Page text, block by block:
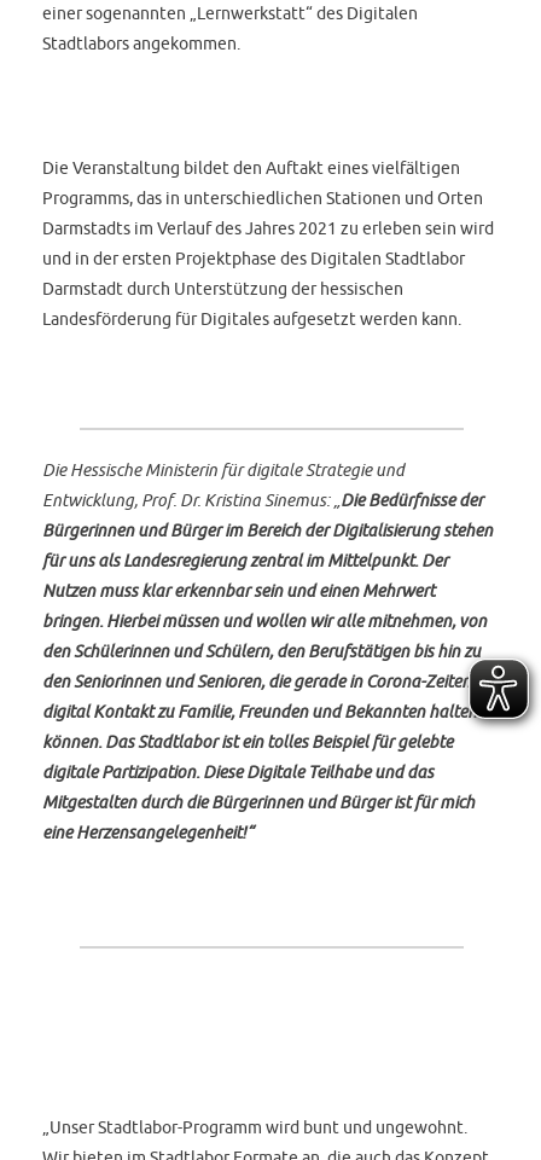
einer sogenannten „Lernwerkstatt“ des Digitalen
Stadtlabors angekommen.
Die Veranstaltung bildet den Auftakt eines vielfältigen
Programms, das in unterschiedlichen Stationen und Orten
Darmstadts im Verlauf des Jahres 2021 zu erleben sein wird
und in der ersten Projektphase des Digitalen Stadtlabor
Darmstadt durch Unterstützung der hessischen
Landesförderung für Digitales aufgesetzt werden kann.
Die Hessische Ministerin für digitale Strategie und
Entwicklung, Prof. Dr. Kristina Sinemus: „ Die Bedürfnisse der
Bürgerinnen und Bürger im Bereich der Digitalisierung stehen
für uns als Landesregierung zentral im Mittelpunkt. Der
Nutzen muss klar erkennbar sein und einen Mehrwert
bringen. Hierbei müssen und wollen wir alle mitnehmen, von
den Schülerinnen und Schülern, den Berufstätigen bis hin zu
den Seniorinnen und Senioren, die gerade in Corona-Zeiten
digital Kontakt zu Familie, Freunden und Bekannten halten
können. Das Stadtlabor ist ein tolles Beispiel für gelebte
digitale Partizipation. Diese Digitale Teilhabe und das
Mitgestalten durch die Bürgerinnen und Bürger ist für mich
eine Herzensangelegenheit!“
„Unser Stadtlabor-Programm wird bunt und ungewohnt.